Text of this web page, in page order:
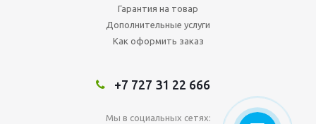
Гарантия на товар
Дополнительные услуги
Как оформить заказ
+7 727 31 22 666
Мы в социальных сетях: